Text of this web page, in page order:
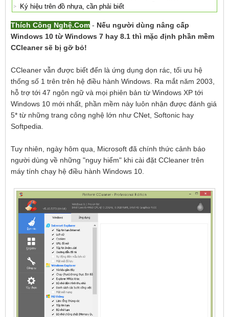
Ký hiệu trên đồ nhựa, cần phải biết
Thích Công Nghệ.Com - Nếu người dùng nâng cấp
Windows 10 từ Windows 7 hay 8.1 thì mặc định phần mềm
CCleaner sẽ bị gỡ bỏ!
CCleaner vẫn được biết đến là ứng dụng dọn rác, tối ưu hệ
thống số 1 trên trên hệ điều hành Windows. Ra mắt năm 2003,
hỗ trợ tới 47 ngôn ngữ và mọi phiên bản từ Windows XP tới
Windows 10 mới nhất, phần mềm này luôn nhận được đánh giá
5* từ những trang công nghệ lớn như CNet, Softonic hay
Softpedia.
Tuy nhiên, ngày hôm qua, Microsoft đã chính thức cảnh báo
người dùng về những "nguy hiểm" khi cài đặt CCleaner trên
máy tính chạy hệ điều hành Windows 10.